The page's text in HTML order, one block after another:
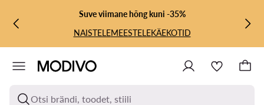
LIIGU PÕHISISU JUURDE
MINE OTSINGUSSESuve viimane hõng kuni -35%
NAISTELEMEESTELEKÄEKOTID
Otsi brändi, toodet, stiili